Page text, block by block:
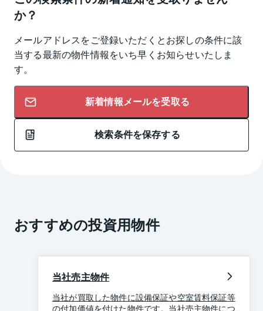
か？
メールアドレスをご登録いただくとお探しの条件に該
当する最新の物件情報をいち早くお知らせいたしま
す。
新着情報メールを受取る
検索条件を保存する
おすすめの投資用物件
当社売主物件
当社が買取した物件に設備保証や空室賃料保証等
の付加価値を付けた物件です。当社売主物件につ